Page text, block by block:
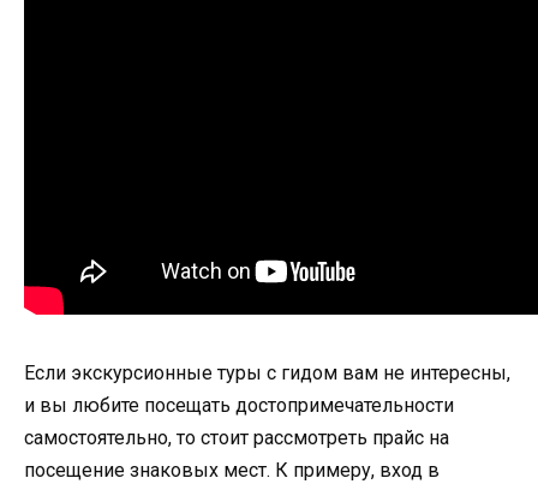
Если экскурсионные туры с гидом вам не интересны,
и вы любите посещать достопримечательности
самостоятельно, то стоит рассмотреть прайс на
посещение знаковых мест. К примеру, вход в